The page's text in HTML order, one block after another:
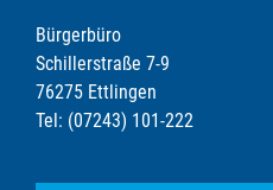
Bürgerbüro
Schillerstraße 7-9
76275 Ettlingen
Tel: (07243) 101-222